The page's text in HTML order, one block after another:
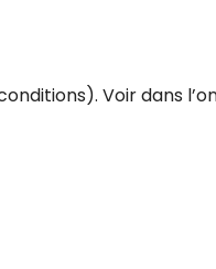
Voir dans